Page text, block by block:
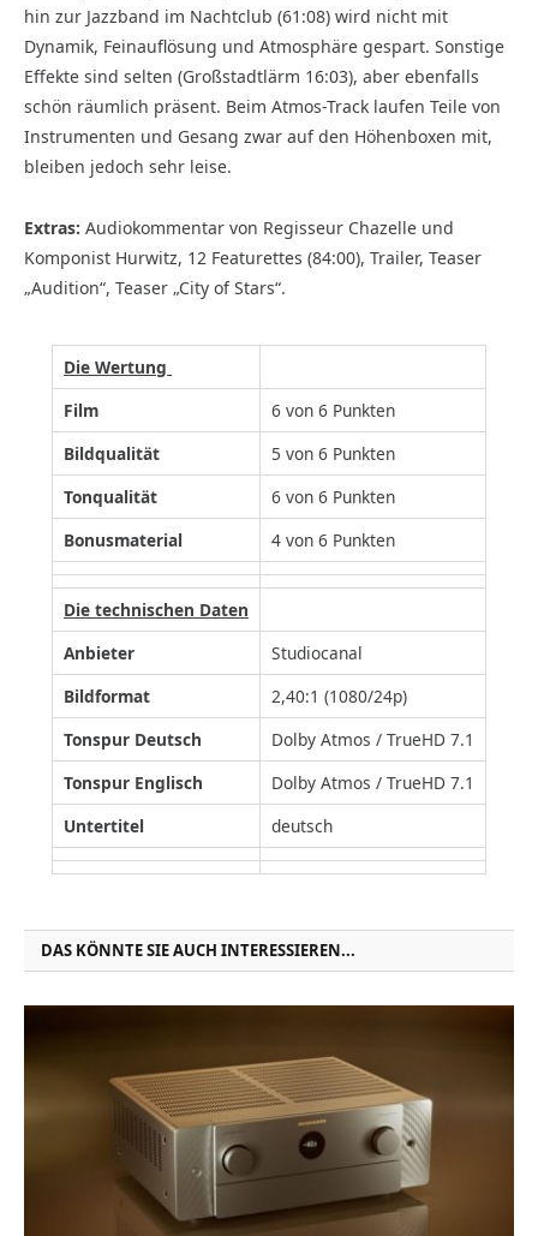
hin zur Jazzband im Nachtclub (61:08) wird nicht mit
Dynamik, Feinauflösung und Atmosphäre gespart. Sonstige
Effekte sind selten (Großstadtlärm 16:03), aber ebenfalls
schön räumlich präsent. Beim Atmos-Track laufen Teile von
Instrumenten und Gesang zwar auf den Höhenboxen mit,
bleiben jedoch sehr leise.
Extras: Audiokommentar von Regisseur Chazelle und
Komponist Hurwitz, 12 Featurettes (84:00), Trailer, Teaser
„Audition“, Teaser „City of Stars“.
Die Wertung
Film
6 von 6 Punkten
Bildqualität
5 von 6 Punkten
Tonqualität
6 von 6 Punkten
Bonusmaterial
4 von 6 Punkten
Die technischen Daten
Anbieter
Studiocanal
Bildformat
2,40:1 (1080/24p)
Tonspur Deutsch
Dolby Atmos / TrueHD 7.1
Tonspur Englisch
Dolby Atmos / TrueHD 7.1
Untertitel
deutsch
DAS KÖNNTE SIE AUCH INTERESSIEREN...